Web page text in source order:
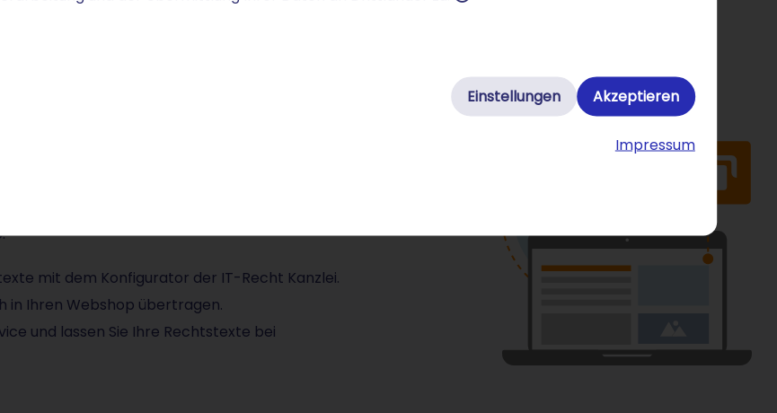
Einstellungen Akzeptieren
Impressum
sich in der Regel nicht. Denn durch
riskieren nicht nur monetäre Verluste, sondern
also professionelle AGB erstellen lassen?
Rechtstexte. Buchen Sie hierfür
mit dem Konfigurator der IT-Recht Kanzlei.
in Ihren Webshop übertragen.
und lassen Sie Ihre Rechtstexte bei